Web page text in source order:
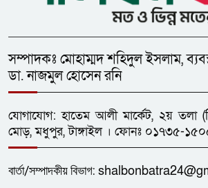
সম্পাদকঃ মোহাম্মদ শহিদুল ইসলাম,
ডা. নাজমুল হোসেন রনি
যোগাযোগ: হাতেম আলী মার্কেট, ২য় তলা
মোড়, মধুপুর, টাঙ্গাইল । ফোনঃ ০১৭৩৫-
বার্তা/সম্পাদকীয়বিভাগ: